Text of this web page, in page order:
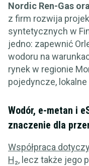
Nordic Ren-Gas
z firm rozwija
syntetycznych w
jedno: zapewnić
wodoru na
rynek w regionie
pojedyncze,
Wodór, e-metan i
znaczenie dla
Współpraca
H₂, lecz także jego